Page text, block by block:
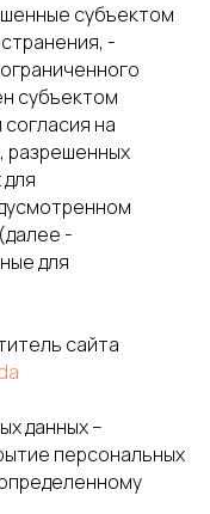
субъектом
-
субъектом
на
разрешенных
-
для
сайта
данных –
персональных